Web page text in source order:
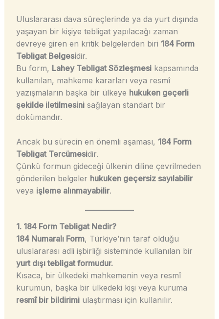
Uluslararası dava süreçlerinde ya da yurt dışında
yaşayan bir kişiye tebligat yapılacağı zaman
devreye giren en kritik belgelerden biri 184 Form
Tebligat Belgesidir.
Bu form, Lahey Tebligat Sözleşmesikapsamında
kullanılan, mahkeme kararları veya resmî
yazışmaların başka bir ülkeye hukuken geçerli
şekilde iletilmesinisağlayan standart bir
dokümandır.
Ancak bu sürecin en önemli aşaması, 184 Form
Tebligat Tercümesidir.
Çünkü formun gideceği ülkenin diline çevrilmeden
gönderilen belgeler hukuken geçersiz sayılabilir
veya işleme alınmayabilir.
1. 184 Form Tebligat Nedir?
184 Numaralı Form, Türkiye’nin taraf olduğu
uluslararası adli işbirliği sisteminde kullanılan bir
yurt dışı tebligat formudur.
Kısaca, bir ülkedeki mahkemenin veya resmî
kurumun, başka bir ülkedeki kişi veya kuruma
resmî bir bildirimiulaştırması için kullanılır.